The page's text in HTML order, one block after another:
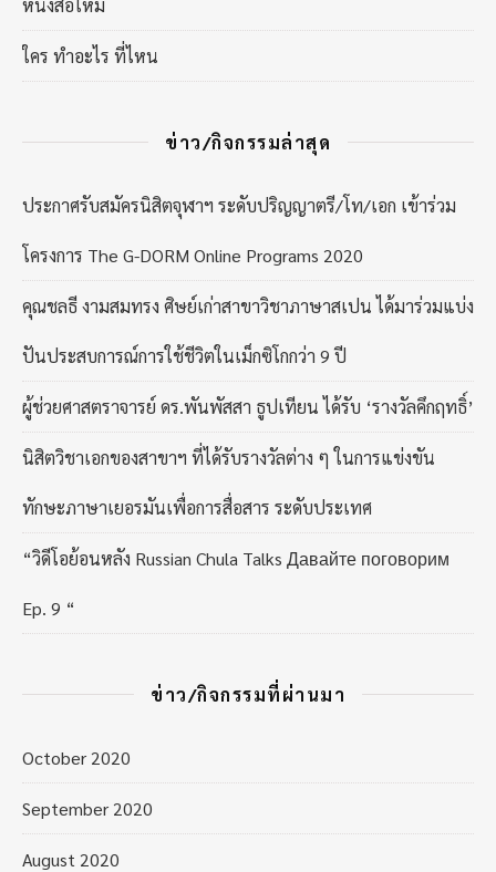
หนังสือใหม่
ใคร ทำอะไร ที่ไหน
ข่าว/กิจกรรมล่าสุด
ประกาศรับสมัครนิสิตจุฬาฯ ระดับปริญญาตรี/โท/เอก เข้าร่วม
โครงการ The G-DORM Online Programs 2020
คุณชลธี งามสมทรง ศิษย์เก่าสาขาวิชาภาษาสเปน ได้มาร่วมแบ่ง
ปันประสบการณ์การใช้ชีวิตในเม็กซิโกกว่า 9 ปี
ผู้ช่วยศาสตราจารย์ ดร.พันพัสสา ธูปเทียน ได้รับ ‘รางวัลคึกฤทธิ์’
นิสิตวิชาเอกของสาขาฯ ที่ได้รับรางวัลต่าง ๆ ในการแข่งขัน
ทักษะภาษาเยอรมันเพื่อการสื่อสาร ระดับประเทศ
“วิดีโอย้อนหลัง Russian Chula Talks Давайте поговорим
Ep. 9 “
ข่าว/กิจกรรมที่ผ่านมา
October 2020
September 2020
August 2020